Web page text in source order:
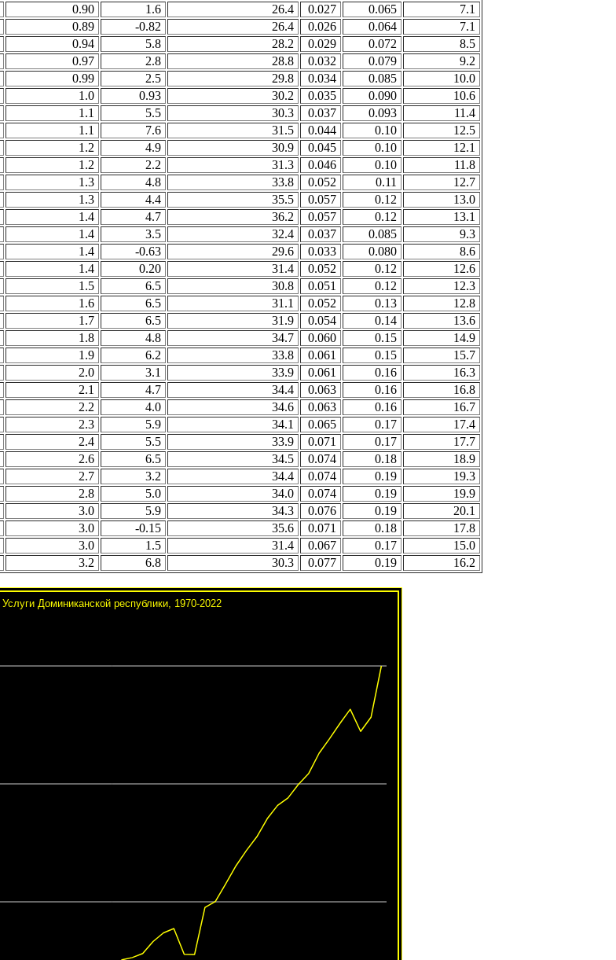
0.90 1.6 26.4 0.027 0.065
7.1
0.89 -0.82 26.4 0.026 0.064
7.1
0.94 5.8 28.2 0.029 0.072
8.5
0.97 2.8 28.8 0.032 0.079
9.2
0.99 2.5 29.8 0.034 0.085
10.0
1.0 0.93 30.2 0.035 0.090
10.6
1.1 5.5 30.3 0.037 0.093
11.4
1.1 7.6 31.5 0.044 0.10
12.5
1.2 4.9 30.9 0.045 0.10
12.1
1.2 2.2 31.3 0.046 0.10
11.8
1.3 4.8 33.8 0.052 0.11
12.7
1.3 4.4 35.5 0.057 0.12
13.0
1.4 4.7 36.2 0.057 0.12
13.1
1.4 3.5 32.4 0.037 0.085
9.3
1.4 -0.63 29.6 0.033 0.080
8.6
1.4 0.20 31.4 0.052 0.12
12.6
1.5 6.5 30.8 0.051 0.12
12.3
1.6 6.5 31.1 0.052 0.13
12.8
1.7 6.5 31.9 0.054 0.14
13.6
1.8 4.8 34.7 0.060 0.15
14.9
1.9 6.2 33.8 0.061 0.15
15.7
2.0 3.1 33.9 0.061 0.16
16.3
2.1 4.7 34.4 0.063 0.16
16.8
2.2 4.0 34.6 0.063 0.16
16.7
2.3 5.9 34.1 0.065 0.17
17.4
2.4 5.5 33.9 0.071 0.17
17.7
2.6 6.5 34.5 0.074 0.18
18.9
2.7 3.2 34.4 0.074 0.19
19.3
2.8 5.0 34.0 0.074 0.19
19.9
3.0 5.9 34.3 0.076 0.19
20.1
3.0 -0.15 35.6 0.071 0.18
17.8
3.0 1.5 31.4 0.067 0.17
15.0
3.2 6.8 30.3 0.077 0.19 16.2